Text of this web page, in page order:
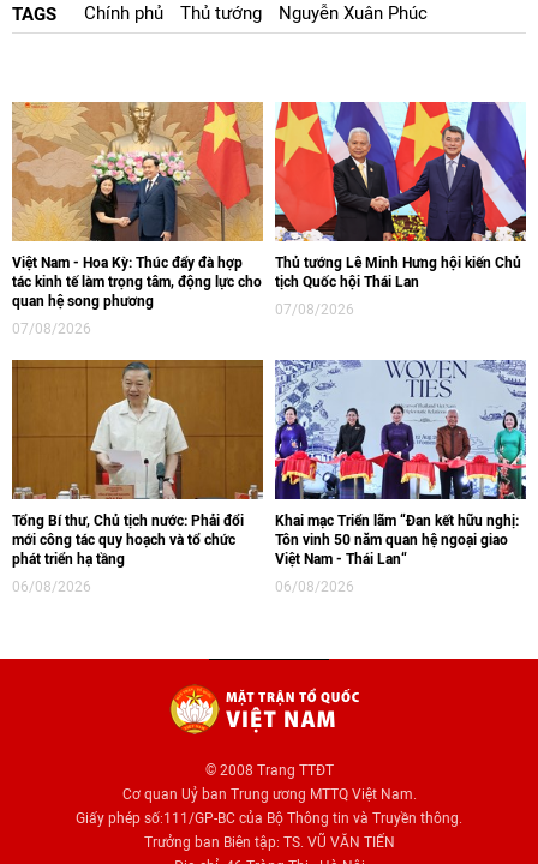
TAGS Chính phủ Thủ tướng Nguyễn Xuân Phúc
Việt Nam - Hoa Kỳ: Thúc đẩy đà hợp
tác kinh tế làm trọng tâm, động lực cho
quan hệ song phương
07/08/2026
Thủ tướng Lê Minh Hưng hội kiến Chủ
tịch Quốc hội Thái Lan
07/08/2026
Tổng Bí thư, Chủ tịch nước: Phải đổi
mới công tác quy hoạch và tổ chức
phát triển hạ tầng
06/08/2026
Khai mạc Triển lãm “Đan kết hữu nghị:
Tôn vinh 50 năm quan hệ ngoại giao
Việt Nam - Thái Lan“
06/08/2026
© 2008 Trang TTĐT
Cơ quan Uỷ ban Trung ương MTTQ Việt Nam.
Giấy phép số:111/GP-BC của Bộ Thông tin và Truyền thông.
Trưởng ban Biên tập: TS. VŨ VĂN TIẾN